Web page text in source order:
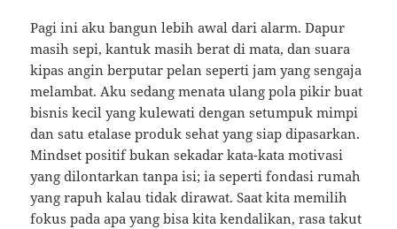
Pagi ini aku bangun lebih awal dari alarm. Dapur
masih sepi, kantuk masih berat di mata, dan suara
kipas angin berputar pelan seperti jam yang sengaja
melambat. Aku sedang menata ulang pola pikir buat
bisnis kecil yang kulewati dengan setumpuk mimpi
dan satu etalase produk sehat yang siap dipasarkan.
Mindset positif bukan sekadar kata-kata motivasi
yang dilontarkan tanpa isi; ia seperti fondasi rumah
yang rapuh kalau tidak dirawat. Saat kita memilih
fokus pada apa yang bisa kita kendalikan, rasa takut